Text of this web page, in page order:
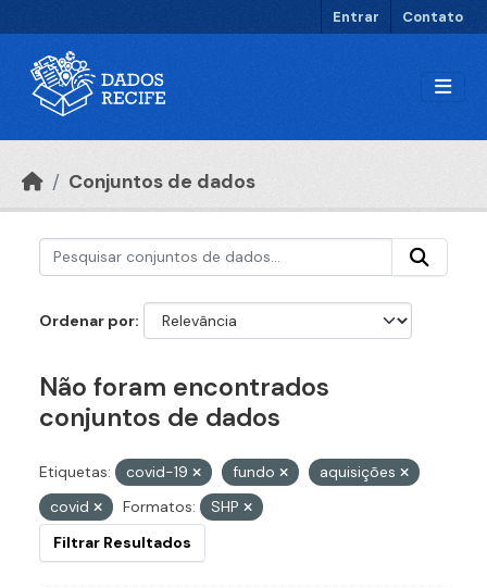
Entrar Contato
Conjuntos de dados
Ordenar por
Não foram encontrados
conjuntos de dados
Etiquetas: covid-19 fundo
aquisições
covid
Formatos:
SHP
Filtrar Resultados